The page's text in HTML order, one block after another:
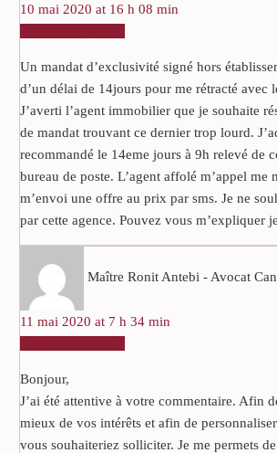
10 mai 2020 at 16 h 08 min
Un mandat d’exclusivité signé hors
d’un délai de 14jours pour me rétracté avec
J’averti l’agent immobilier que je souhaite
de mandat trouvant ce dernier trop lourd.
recommandé le 14eme jours à 9h relevé de
bureau de poste. L’agent affolé m’appel me
m’envoi une offre au prix par sms. Je ne
par cette agence. Pouvez vous m’expliquer
Maître Ronit Antebi - Avocat
11 mai 2020 at 7 h 34 min
Bonjour,
J’ai été attentive à votre commentaire. Afin
mieux de vos intérêts et afin de
vous souhaiteriez solliciter. Je me permets